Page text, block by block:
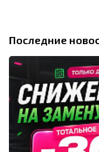
Последние